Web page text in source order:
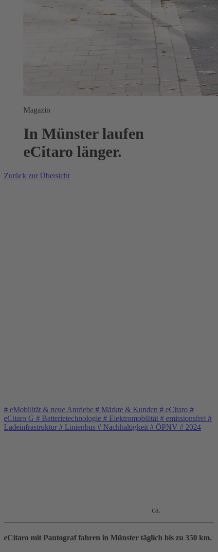
Magazin
In Münster laufen
eCitaro länger.
Zurück zur Übersicht
# eMobilität & neue Antriebe # Märkte & Kunden # eCitaro #
eCitaro G # Batterietechnologie # Elektromobilität # emissionsfrei #
Ladeinfrastruktur # Linienbus # Nachhaltigkeit # ÖPNV # 2024
ca.
eCitaro mit Pantograf fahren in Münster täglich bis zu 350 km.